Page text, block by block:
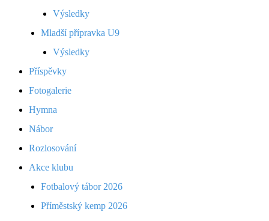
Výsledky
Mladší přípravka U9
Výsledky
Příspěvky
Fotogalerie
Hymna
Nábor
Rozlosování
Akce klubu
Fotbalový tábor 2026
Příměstský kemp 2026